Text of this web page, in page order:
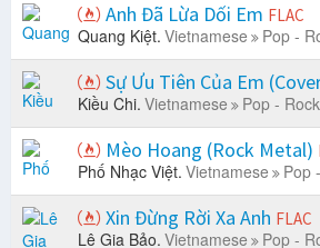
Anh Đã Lừa Dối Em FLAC
Quang Kiệt. Vietnamese Pop -
Sự Ưu Tiên Của Em
Kiều Chi. Vietnamese Pop -
Mèo Hoang (Rock Metal)
Phố Nhạc Việt. Vietnamese Pop
Xin Đừng Rời Xa Anh FLAC
Lê Gia Bảo. Vietnamese Pop -